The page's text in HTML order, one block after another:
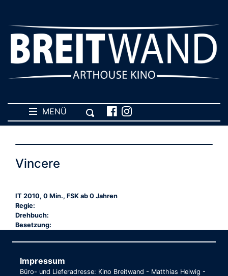
MENÜ
Vincere
IT 2010, 0 Min., FSK ab 0 Jahren
Regie:
Drehbuch:
Besetzung:
Impressum
Büro- und Lieferadresse: Kino Breitwand - Matthias Helwig -